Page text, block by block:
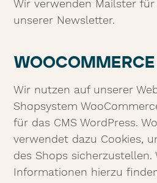
Wir verwenden Mailster für
unserer Newsletter.
WOOCOMMERCE
Wir nutzen auf unserer
Shopsystem
für das CMS WordPress.
verwendet dazu Cookies,
des Shops sicherzustellen.
Informationen hierzu